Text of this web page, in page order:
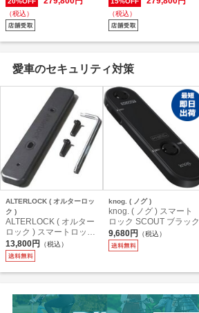
サンドストーン ) M/520
( 適正身長170cm～ )
（税込）
M-530 (適応身長目安17
0cm前後)
（税込）
愛車のセキュリティ対策
ALTERLOCK ( オルターロッ
ク )
ALTERLOCK ( オルター
ロック ) スマートロック
Gen3 盗難防止ボルトセ
ット付 AL03GB
13,800円 （税込）
knog. ( ノグ )
knog. ( ノグ ) スマート
ロック SCOUT ブラック
9,680円
（税込）